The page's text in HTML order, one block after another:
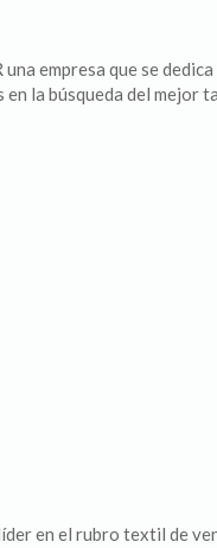
una empresa que se
la búsqueda del mejor
en el rubro textil de